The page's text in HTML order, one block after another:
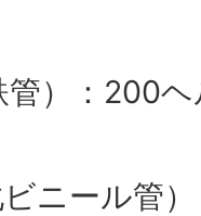
管）：200
ニール管